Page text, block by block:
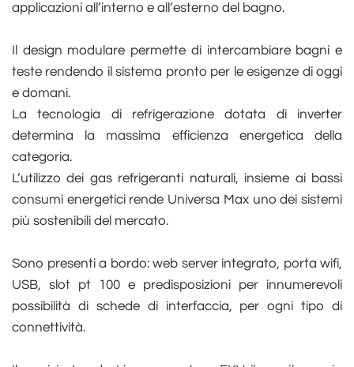
applicazioni all’interno e all’esterno del bagno.
Il design modulare permette di intercambiare bagni e
teste rendendo il sistema pronto per le esigenze di oggi
e domani.
La tecnologia di refrigerazione dotata di inverter
determina la massima efficienza energetica della
categoria.
L’utilizzo dei gas refrigeranti naturali, insieme ai bassi
consumi energetici rende Universa Max uno dei sistemi
più sostenibili del mercato.
Sono presenti a bordo: web server integrato, porta wifi,
USB, slot pt 100 e predisposizioni per innumerevoli
possibilità di schede di interfaccia, per ogni tipo di
connettività.